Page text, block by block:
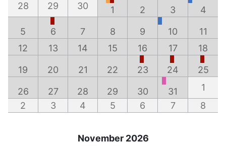
28
29 30 1 2 3 4
5 6 7 8 9 10
11
12
13 14 15 16 17 18
19 20 21 22 23 24 25
26 27 28 29 30 31
1
2
3 4 5 6 7 8
November 2026